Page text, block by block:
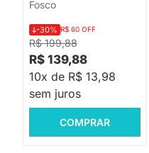
Fosco
R$ 199,88
-30% R$ 60 OFF
R$ 139,88
10x de R$ 13,98
sem juros
COMPRAR